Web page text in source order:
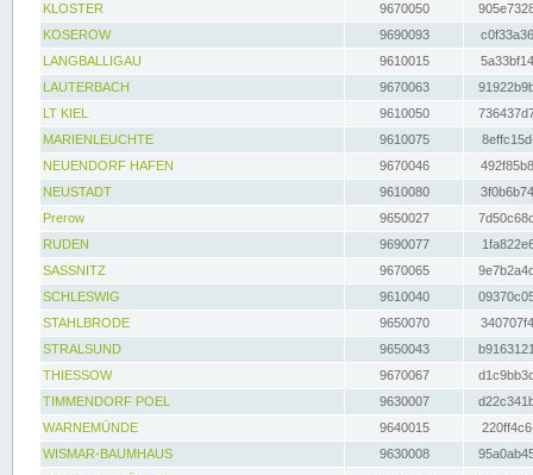
KLOSTER
9670050
KOSEROW
9690093
LANGBALLIGAU
9610015
LAUTERBACH
9670063
LT KIEL
9610050
MARIENLEUCHTE
9610075
NEUENDORF HAFEN
9670046
NEUSTADT
9610080
Prerow
9650027
RUDEN
9690077
SASSNITZ
9670065
SCHLESWIG
9610040
STAHLBRODE
9650070
STRALSUND
9650043
THIESSOW
9670067
TIMMENDORF POEL
9630007
WARNEMÜNDE
9640015
WISMAR-BAUMHAUS
9630008